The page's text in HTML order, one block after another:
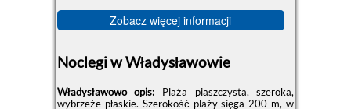
Zobacz więcej informacji
Noclegi w Władysławowie
Władysławowo opis: Plaża piaszczysta, szeroka,
wybrzeże płaskie. Szerokość plaży sięga 200 m, w